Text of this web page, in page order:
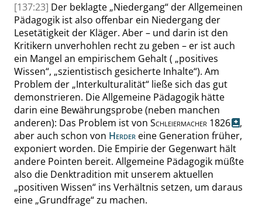
[137:23] Der beklagte „Niedergang“der Allgemeinen
Pädagogik ist also offenbar ein Niedergang der
Lesetätigkeit der Kläger. Aber – und darin ist den
Kritikern unverhohlen recht zu geben – er ist auch
ein Mangel an empirischem Gehalt ( „positives
Wissen“, „szientistisch gesicherte Inhalte“). Am
Problem der „Interkulturalität“ ließe sich das gut
demonstrieren. Die Allgemeine Pädagogik hätte
darin eine Bewährungsprobe (neben manchen
anderen): Das Problem ist von Schleiermacher 1826
,
aber auch schon von Herder eine Generation früher,
exponiert worden. Die Empirie der Gegenwart hält
andere Pointen bereit. Allgemeine Pädagogik müßte
also die Denktradition mit unserem aktuellen
„positiven Wissen“ ins Verhältnis setzen, um daraus
eine „Grundfrage“zu machen.